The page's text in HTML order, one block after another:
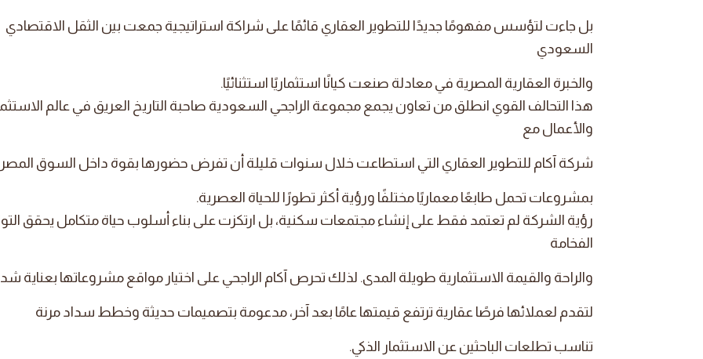
بل جاءت لتؤسس مفهومًا جديدًا للتطوير العقاري قائمًا على شراكة استراتيجية جمعت بين الثقل الاقتصادي
السعودي
والخبرة العقارية المصرية في معادلة صنعت كيانًا استثماريًا استثنائيًا.
هذا التحالف القوي انطلق من تعاون يجمع مجموعة الراجحي السعودية صاحبة التاريخ العريق في عالم
والأعمال مع
شركة آكام للتطوير العقاري التي استطاعت خلال سنوات قليلة أن تفرض حضورها بقوة داخل السوق
بمشروعات تحمل طابعًا معماريًا مختلفًا ورؤية أكثر تطورًا للحياة العصرية.
رؤية الشركة لم تعتمد فقط على إنشاء مجتمعات سكنية، بل ارتكزت على بناء أسلوب حياة متكامل يحقق
الفخامة
والراحة والقيمة الاستثمارية طويلة المدى. لذلك تحرص آكام الراجحي على اختيار مواقع مشروعاتها بعناية
لتقدم لعملائها فرصًا عقارية ترتفع قيمتها عامًا بعد آخر، مدعومة بتصميمات حديثة وخطط سداد مرنة
تناسب تطلعات الباحثين عن الاستثمار الذكي.